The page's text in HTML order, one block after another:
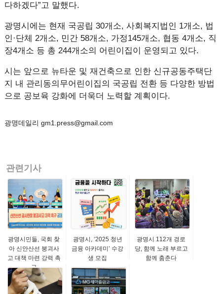
다하겠다”고 말했다.
광명시에는 현재 국공립 30개소, 사회복지법인 1개소, 법
인·단체 2개소, 민간 58개소, 가정145개소, 협동 4개소, 직
장4개소 등 총 244개소의 어린이집이 운영되고 있다.
시는 앞으로 뉴타운 및 재건축으로 인한 신규공동주택단
지 내 관리동의무어린이집의 국공립 전환 등 다양한 방법
으로 공보육 강화에 더욱더 노력할 계획이다.
광명데일리 gm1.press@gmail.com
관련기사
광명시민들, 국회 찾
아 신안산선 붕괴사
고 대책 마련 강력 촉
구
광명시, ‘2025 청년
금융 아카데미’ 수강
생 모집
광명시 112개 경로
당, 함께 노래 부르고
함께 춤춘다